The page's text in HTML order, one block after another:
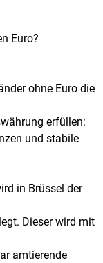
Euro?
ohne Euro die
erfüllen:
und stabile
in Brüssel der
Dieser wird mit
amtierende